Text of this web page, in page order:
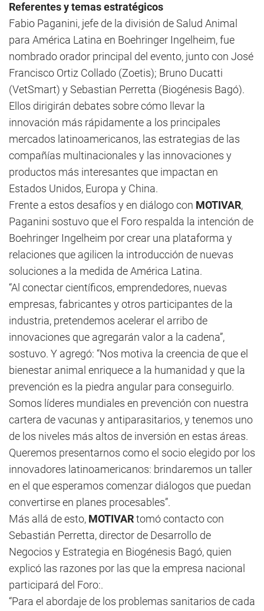
Referentes y temas estratégicos
Fabio Paganini, jefe de la división de Salud Animal
para América Latina en Boehringer Ingelheim, fue
nombrado orador principal del evento, junto con José
Francisco Ortiz Collado (Zoetis); Bruno Ducatti
(VetSmart) y Sebastian Perretta (Biogénesis Bagó).
Ellos dirigirán debates sobre cómo llevar la
innovación más rápidamente a los principales
mercados latinoamericanos, las estrategias de las
compañías multinacionales y las innovaciones y
productos más interesantes que impactan en
Estados Unidos, Europa y China.
Frente a estos desafíos y en diálogo con MOTIVAR,
Paganini sostuvo que el Foro respalda la intención de
Boehringer Ingelheim por crear una plataforma y
relaciones que agilicen la introducción de nuevas
soluciones a la medida de América Latina.
“Al conectar científicos, emprendedores, nuevas
empresas, fabricantes y otros participantes de la
industria, pretendemos acelerar el arribo de
innovaciones que agregarán valor a la cadena”,
sostuvo. Y agregó: “Nos motiva la creencia de que el
bienestar animal enriquece a la humanidad y que la
prevención es la piedra angular para conseguirlo.
Somos líderes mundiales en prevención con nuestra
cartera de vacunas y antiparasitarios, y tenemos uno
de los niveles más altos de inversión en estas áreas.
Queremos presentarnos como el socio elegido por los
innovadores latinoamericanos: brindaremos un taller
en el que esperamos comenzar diálogos que puedan
convertirse en planes procesables”.
Más allá de esto, MOTIVARtomó contacto con
Sebastián Perretta, director de Desarrollo de
Negocios y Estrategia en Biogénesis Bagó, quien
explicó las razones por las que la empresa nacional
participará del Foro:.
“Para el abordaje de los problemas sanitarios de cada